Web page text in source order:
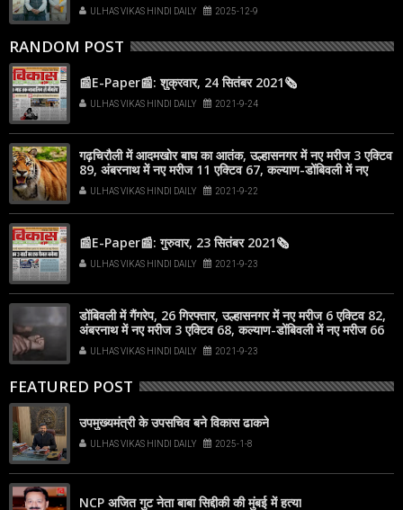
ULHAS VIKAS HINDI DAILY 2025-12-9
RANDOM POST
📰E-Paper📰: शुक्रवार, 24 सितंबर 2021🗞
ULHAS VIKAS HINDI DAILY 2021-9-24
गढ़चिरौली में आदमखोर बाघ का आतंक, उल्हासनगर में नए मरीज 3 एक्टिव
89, अंबरनाथ में नए मरीज 11 एक्टिव 67, कल्याण-डोंबिवली में नए
मरीज 72
ULHAS VIKAS HINDI DAILY 2021-9-22
📰E-Paper📰: गुरुवार, 23 सितंबर 2021🗞
ULHAS VIKAS HINDI DAILY 2021-9-23
डोंबिवली में गैंगरेप, 26 गिरफ्तार, उल्हासनगर में नए मरीज 6 एक्टिव 82,
अंबरनाथ में नए मरीज 3 एक्टिव 68, कल्याण-डोंबिवली में नए मरीज 66
ULHAS VIKAS HINDI DAILY 2021-9-23
FEATURED POST
उपमुख्यमंत्री के उपसचिव बने विकास ढाकने
ULHAS VIKAS HINDI DAILY 2025-1-8
NCP अजित गुट नेता बाबा सिद्दीकी की मुंबई में हत्या